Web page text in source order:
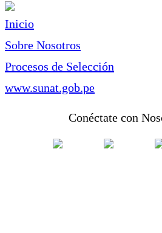
Inicio
Sobre Nosotros
Procesos de Selección
www.sunat.gob.pe
Conéctate con